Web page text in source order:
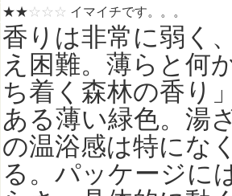
★★☆☆☆ イマイチです。。。
香りは非常に弱く
え困難。薄らと何
ち着く森林の香り
ある薄い緑色。湯
の温浴感は特にな
る。パッケージに